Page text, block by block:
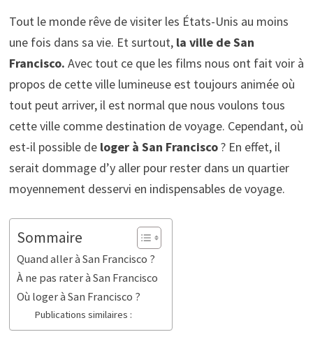
Tout le monde rêve de visiter les États-Unis au moins
une fois dans sa vie. Et surtout, la ville de San
Francisco. Avec tout ce que les films nous ont fait voir à
propos de cette ville lumineuse est toujours animée où
tout peut arriver, il est normal que nous voulons tous
cette ville comme destination de voyage. Cependant, où
est-il possible de loger à San Francisco? En effet, il
serait dommage d’y aller pour rester dans un quartier
moyennement desservi en indispensables de voyage.
Sommaire
Quand aller à San Francisco ?
À ne pas rater à San Francisco
Où loger à San Francisco ?
Publications similaires :